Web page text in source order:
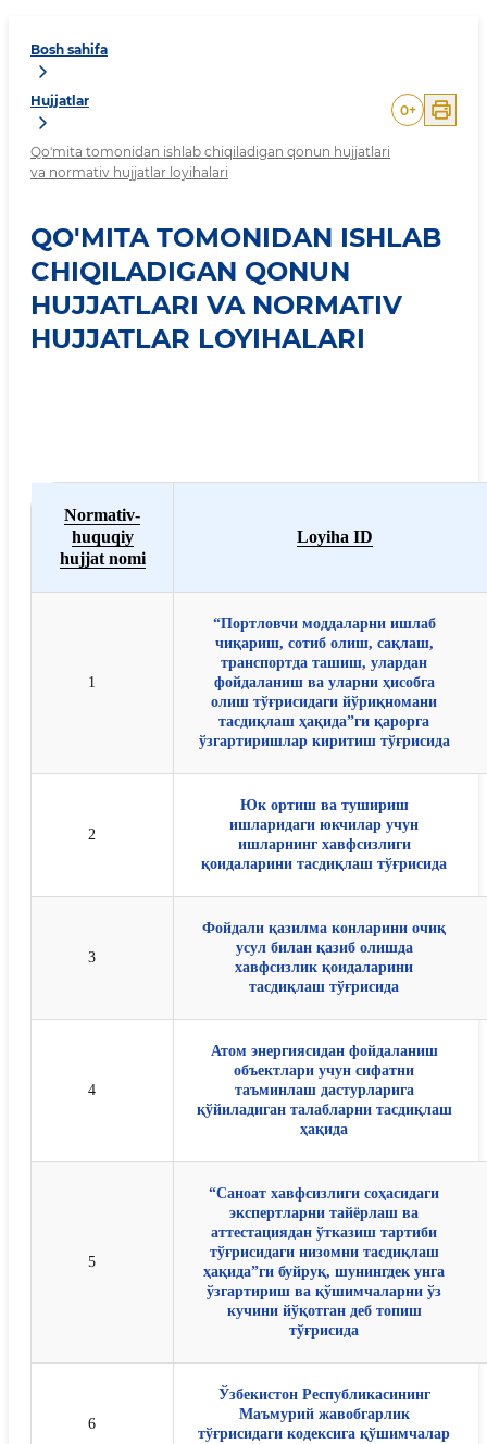
Bosh sahifa
Hujjatlar
Qo'mita tomonidan ishlab chiqiladigan qonun hujjatlari
va normativ hujjatlar loyihalari
0+
QO'MITA TOMONIDAN ISHLAB
CHIQILADIGAN QONUN
HUJJATLARI VA NORMATIV
HUJJATLAR LOYIHALARI
Normativ-
huquqiy
hujjat nomi
Loyiha ID
1
“Портловчи моддаларни ишлаб
чиқариш, сотиб олиш, сақлаш,
транспортда ташиш, улардан
фойдаланиш ва уларни ҳисобга
олиш тўғрисидаги йўриқномани
тасдиқлаш ҳақида”ги қарорга
ўзгартиришлар киритиш тўғрисида
2
Юк ортиш ва тушириш
ишларидаги юкчилар учун
ишларнинг хавфсизлиги
қоидаларини тасдиқлаш тўғрисида
3
Фойдали қазилма конларини очиқ
усул билан қазиб олишда
хавфсизлик қоидаларини
тасдиқлаш тўғрисида
4
Атом энергиясидан фойдаланиш
объектлари учун сифатни
таъминлаш дастурларига
қўйиладиган талабларни тасдиқлаш
ҳақида
5
“Саноат хавфсизлиги соҳасидаги
экспертларни тайёрлаш ва
аттестациядан ўтказиш тартиби
тўғрисидаги низомни тасдиқлаш
ҳақида”ги буйруқ, шунингдек унга
ўзгартириш ва қўшимчаларни ўз
кучини йўқотган деб топиш
тўғрисида
6
Ўзбекистон Республикасининг
Маъмурий жавобгарлик
тўғрисидаги кодексига қўшимчалар